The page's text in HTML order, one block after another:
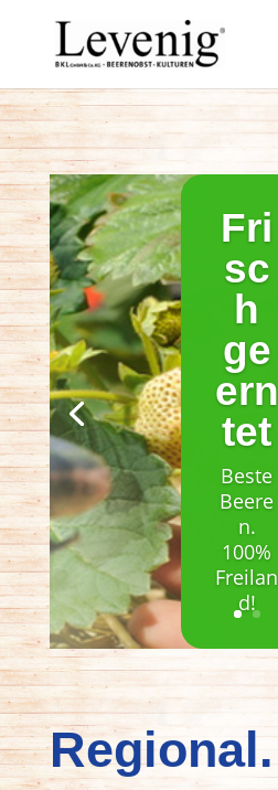
Fri
sc
h
ge
ern
tet
Beste
Beere
n.
100%
Freilan
d!
Regional.